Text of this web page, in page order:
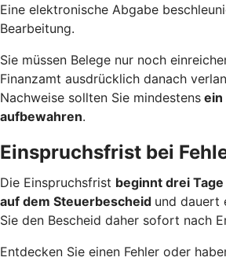
Eine elektronische Abgabe
Bearbeitung.
Sie müssen Belege nur noch
Finanzamt ausdrücklich danach
Nachweise sollten Sie mindestens ein
aufbewahren.
Einspruchsfrist bei
Die Einspruchsfrist beginnt drei
auf dem Steuerbescheid und dauert
Sie den Bescheid daher sofort nach
Entdecken Sie einen Fehler oder